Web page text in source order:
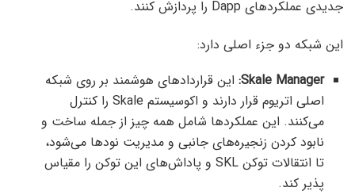
جدیدی عملکردهای Dapp را پردازش کنند.
این شبکه دو جزء اصلی دارد:
Skale Manager: این قراردادهای هوشمند بر روی شبکه
اصلی اتریوم قرار دارند و اکوسیستم Skale را کنترل
می‌کنند. این عملکردها شامل همه چیز از جمله ساخت و
نابود کردن زنجیره‌های جانبی و مدیریت نودها می‌شود،
تا انتقالات توکن SKL و پاداش‌های این توکن را مقیاس
پذیر کند.